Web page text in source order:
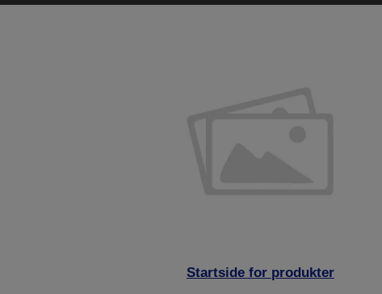
Startside for produkter